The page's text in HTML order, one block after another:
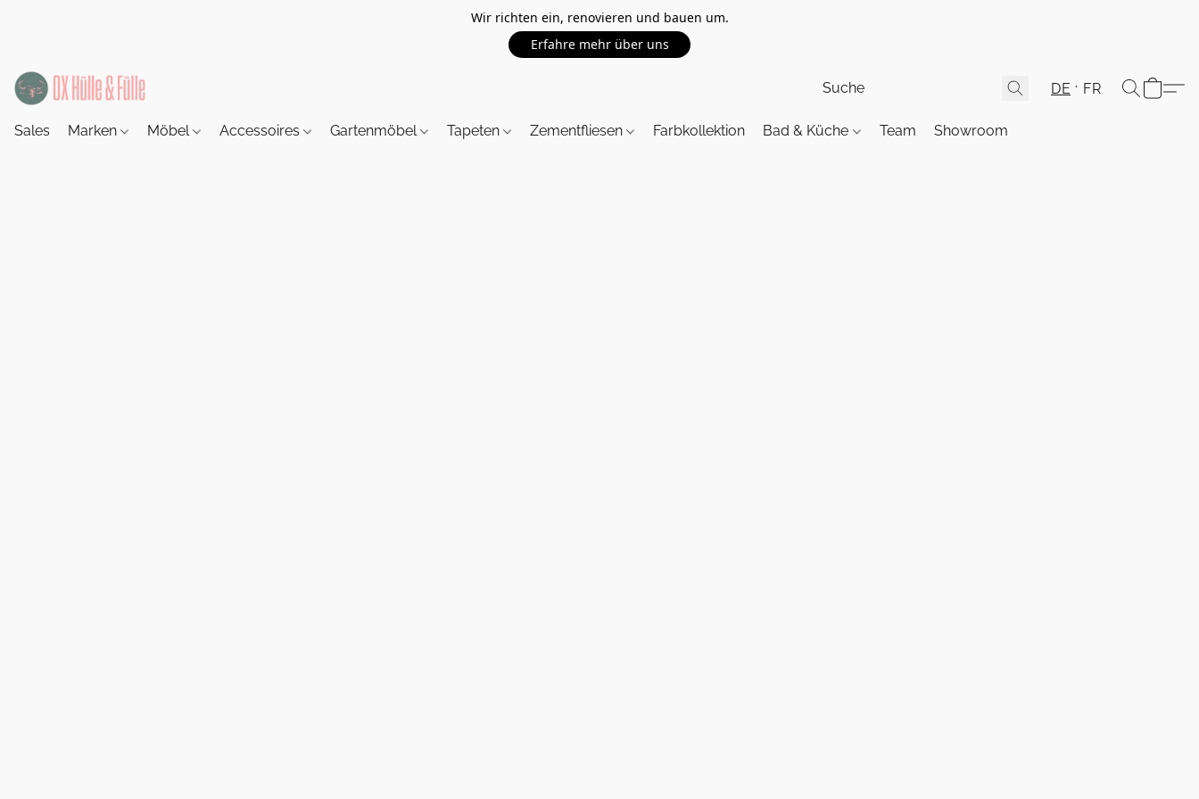
Wir richten ein, renovieren und bauen um.
Erfahre mehr über uns
DE FR
Sales Marken Möbel Accessoires Gartenmöbel Tapeten Zementfliesen Farbkollektion Bad & Küche Team Showroom